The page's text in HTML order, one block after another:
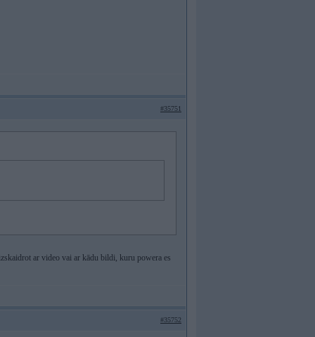
#35751
ar video vai ar kādu bildi, kuru powera es
#35752